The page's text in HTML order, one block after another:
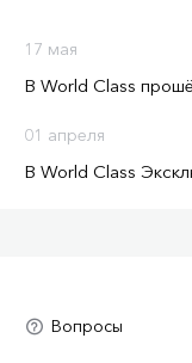
17 мая
В World Class
01 апреля
В World Class